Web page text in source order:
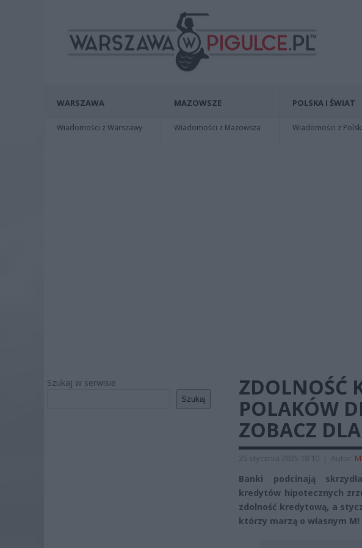
WARSZAWA
Wiadomości z Warszawy
MAZOWSZE
Wiadomości z Mazowsza
POLSKA I ŚWIAT
Wiadomości z
Szukaj w serwisie
Szukaj
ZDOLNOŚĆ
POLAKÓW
ZOBACZ
25 stycznia 2025 18:10 | Autor:
Banki podcinają
kredytów hipotecznych
zdolność kredytową, a
którzy marzą o własnym M!